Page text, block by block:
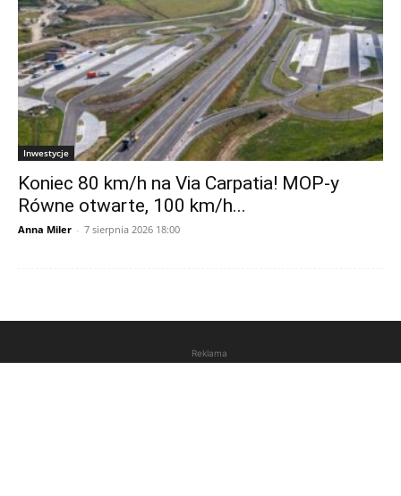
Inwestycje
Koniec 80 km/h na Via Carpatia! MOP-y
Równe otwarte, 100 km/h...
Anna Miler - 7 sierpnia 2026 18:00
Reklama